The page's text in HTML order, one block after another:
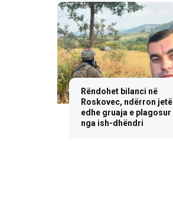
Rëndohet bilanci në
Roskovec, ndërron jetë
edhe gruaja e plagosur
nga ish-dhëndri